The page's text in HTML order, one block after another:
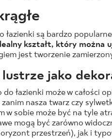
łazienki są bardzo
kształt, który można
jest tworzenie
jako
do łazienki może w całości
nasza twarz czy
w sobie może być na tyle
mogą być zarówno
przestrzeń), jak i